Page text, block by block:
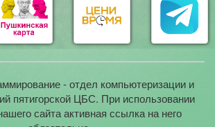
- отдел компьютеризации и
пятигорской ЦБС. При использовании
сайта активная ссылка на него